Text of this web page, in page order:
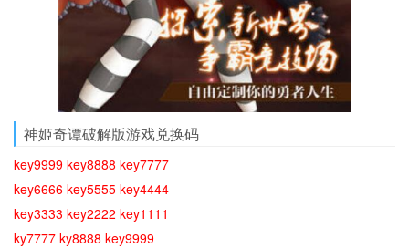
神姬奇谭破解版游戏兑换码
key9999 key8888 key7777
key6666 key5555 key4444
key3333 key2222 key1111
ky7777 ky8888 key9999